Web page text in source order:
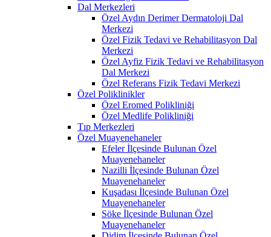
Dal Merkezleri
Özel Aydın Derimer Dermatoloji Dal
Merkezi
Özel Fizik Tedavi ve Rehabilitasyon Dal
Merkezi
Özel Ayfiz Fizik Tedavi ve Rehabilitasyon
Dal Merkezi
Özel Referans Fizik Tedavi Merkezi
Özel Poliklinikler
Özel Eromed Polikliniği
Özel Medlife Polikliniği
Tıp Merkezleri
Özel Muayenehaneler
Efeler İlçesinde Bulunan Özel
Muayenehaneler
Nazilli İlçesinde Bulunan Özel
Muayenehaneler
Kuşadası İlçesinde Bulunan Özel
Muayenehaneler
Söke İlçesinde Bulunan Özel
Muayenehaneler